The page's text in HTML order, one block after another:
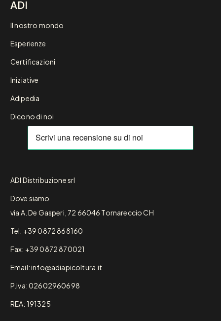
ADI
Il nostro mondo
Esperienze
Certificazioni
Iniziative
Adipedia
Dicono di noi
ADI Distribuzione srl
Dove siamo
via A. De Gasperi, 72 66046 Tornareccio CH
Tel: +39 0872 868160
Fax: +39 0872 870021
Email: info@adiapicoltura.it
P.iva: 02602960698
REA: 191325